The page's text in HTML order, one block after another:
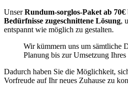
UnserRundum-sorglos-Paket ab 70€
Bedürfnisse zugeschnittene Lösung,
entspannt wie möglich zu gestalten.
Wir kümmern uns um sämtliche
Planung bis zur Umsetzung Ihres
Dadurch haben Sie die Möglichkeit,
Vorfreude auf Ihr neues Zuhause zu